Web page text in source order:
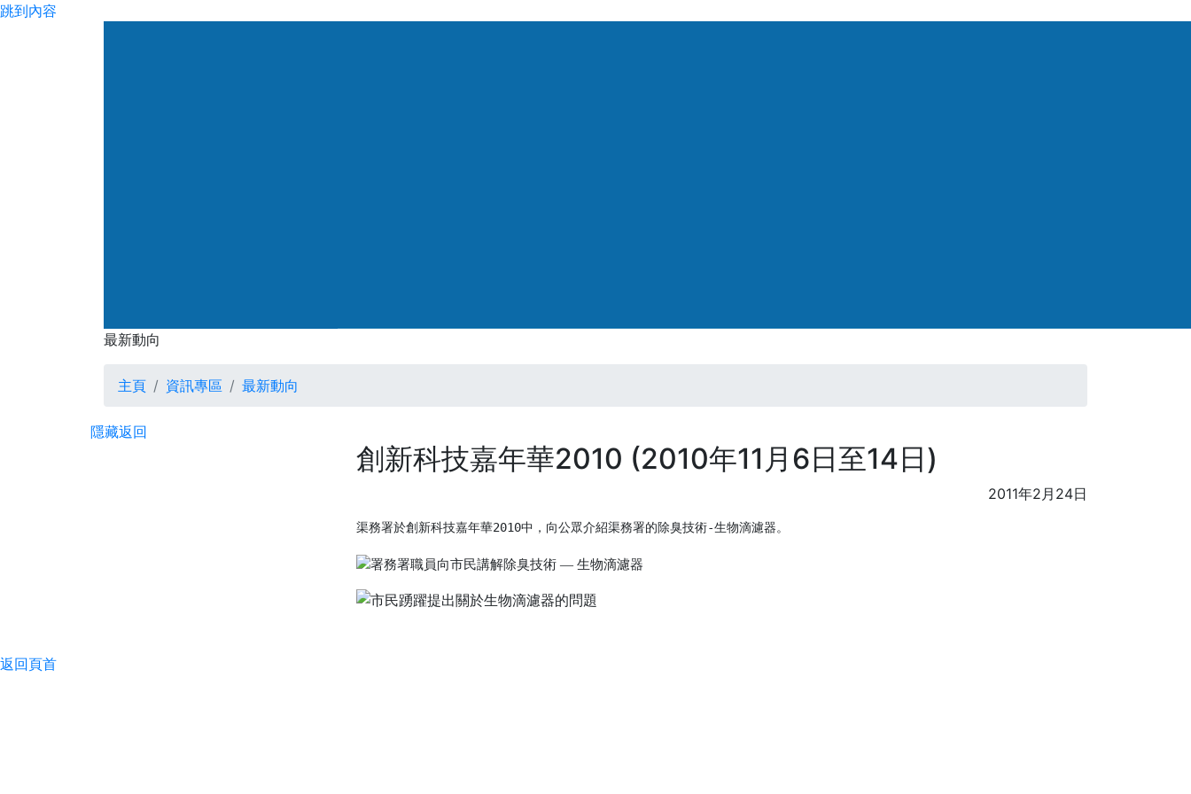
跳到內容
最新動向
最新動向
主頁 資訊專區 最新動向
隱藏返回
創新科技嘉年華2010 (2010年11月6日至14日)
2011年2月24日
渠務署於創新科技嘉年華2010中，向公眾介紹渠務署的除臭技術-生物滴濾器。
返回頁首